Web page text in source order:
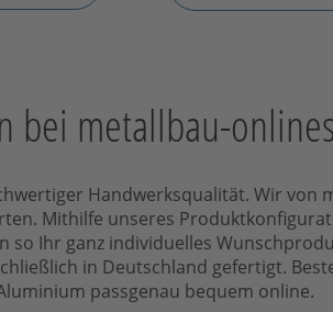
bei metallbau-
Handwerksqualität. Wir von
Mithilfe unseres
Ihr ganz individuelles
in Deutschland gefertigt.
passgenau bequem online.